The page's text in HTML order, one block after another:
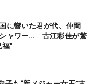
そのため、日本勢は
れておらず、準備に
が用意してくれたも
に響いた君が代、仲間
ャワー… 古江彩佳が驚
”